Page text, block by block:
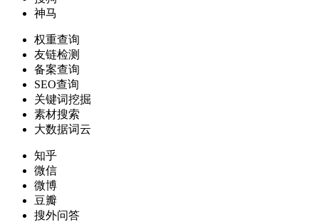
神马
权重查询
友链检测
备案查询
SEO查询
关键词挖掘
素材搜索
大数据词云
知乎
微信
微博
豆瓣
搜外问答